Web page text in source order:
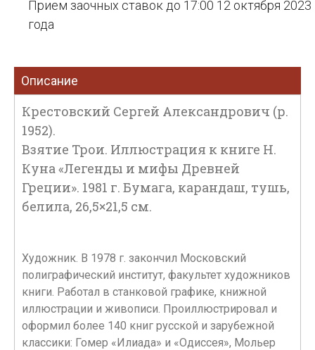
Прием заочных ставок до 17:00 12 октября 2023
года
Описание
Крестовский Сергей Александрович (р.
1952).
Взятие Трои. Иллюстрация к книге Н.
Куна «Легенды и мифы Древней
Греции». 1981 г. Бумага, карандаш, тушь,
белила, 26,5×21,5 см.
Художник. В 1978 г. закончил Московский
полиграфический институт, факультет художников
книги. Работал в станковой графике, книжной
иллюстрации и живописи. Проиллюстрировал и
оформил более 140 книг русской и зарубежной
классики: Гомер «Илиада» и «Одиссея», Мольер